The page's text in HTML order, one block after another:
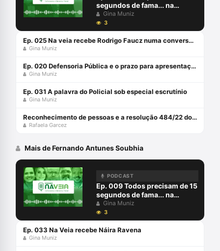
segundos de fama... na
câmera policial
Gina Muniz
3
Ep. 025 Na veia recebe Rodrigo Faucz numa conversa sobre Tema 1068 e a execução antecipada da pena no Tribunal do Júri
Gina Muniz
Ep. 020 Defensoria Pública e o prazo para apresentação do rol de testemunhas
Gina Muniz
Ep. 031 A palavra do Policial sob especial escrutínio
Gina Muniz
Reconhecimento de pessoas e a resolução 484/22 do CNJ com Rafaela Garcez
Rafaela Garcez
Mais de Fernando Antunes Soubhia
PODCAST
Ep. 009 Todos precisam de 15
segundos de fama... na
câmera policial
Gina Muniz
3
Ep. 033 Na Veia recebe Náira Ravena
Gina Muniz